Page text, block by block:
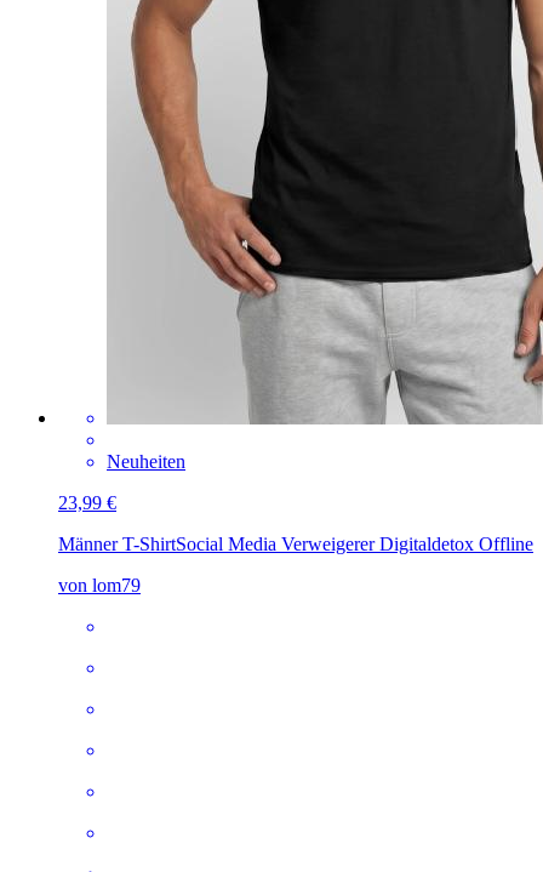
Neuheiten
23,99 €
Männer T-ShirtSocial Media Verweigerer Digitaldetox Offline
von lom79